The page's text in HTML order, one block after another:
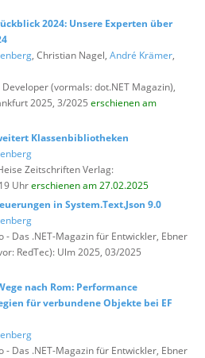
2024: Unsere Experten über
, Christian Nagel, André Krämer,
Developer (vormals: dot.NET Magazin),
2025, 3/2025 erschienen am
Klassenbibliotheken
Zeitschriften Verlag:
Uhrerschienen am 27.02.2025
in System.Text.Json 9.0
- Das .NET-Magazin für Entwickler, Ebner
RedTec): Ulm 2025, 03/2025
nach Rom: Performance
für verbundene Objekte bei EF
- Das .NET-Magazin für Entwickler, Ebner